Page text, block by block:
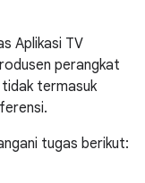
Aplikasi TV
perangkat
termasuk
tugas berikut: